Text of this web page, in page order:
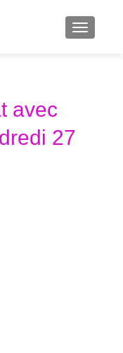
avec
27